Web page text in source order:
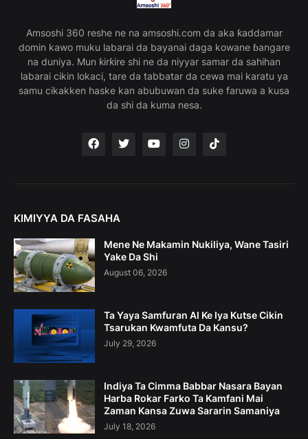
Amsoshi 360 reshe ne na amsoshi.com da aka ƙaddamar
domin kawo muku labarai da bayanai daga kowane ɓangare
na duniya. Mun ƙirƙire shi ne da niyyar samar da sahihan
labarai cikin lokaci, tare da tabbatar da cewa mai karatu ya
samu cikakken haske kan abubuwan da suke faruwa a kusa
da shi da kuma nesa.
KIMIYYA DA FASAHA
Mene Ne Makamin Nukiliya, Wane Tasiri
Yake Da Shi
August 06, 2026
Ta Yaya Samfuran AI Ke Iya Kutse Cikin
Tsarukan Kwamfuta Da Kansu?
July 29, 2026
Indiya Ta Cimma Babbar Nasara Bayan
Harba Rokar Farko Ta Kamfani Mai
Zaman Kansa Zuwa Sararin Samaniya
July 18, 2026